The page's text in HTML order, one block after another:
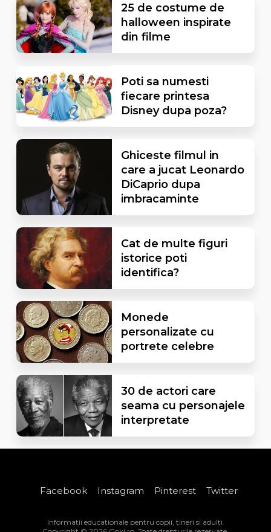
25 de costume de
halloween inspirate
din filme
Poti sa numesti
fiecare printesa
Disney dupa poza?
Ghiceste filmul in
care a jucat Leonardo
DiCaprio dupa
imbracaminte
Cat de multe figuri
istorice poti
identifica?
Monede
personalizate cu
portrete celebre
30 de actori care
seama cu personajele
interpretate
Facebook Instagram Pinterest Twitter
Informatii educationale pentru copii, tineri si adulti.